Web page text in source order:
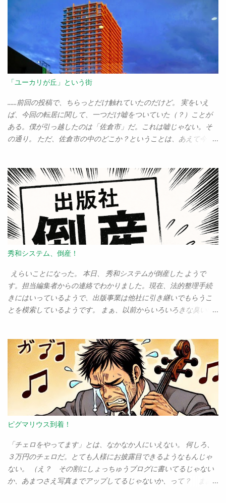
「ユーカリが丘」という街
……前回の投稿で、ちらっとだけ触れていたのだけど。 実をいえ
ば、今回の転居に関して、一つだけ嘘をついていた（？）ことが
ある。僕が引っ越したのは「佐倉市」だ。これは嘘じゃない。そ
の通り。 ただ、佐倉市の中のどこか？ということは、あえて今ま
街、佐倉」だの、「佐倉に引っ越して本当に良かった」だのとい
ってるくせに、実は「ユーカリが丘」だぁ？ どこが歴史の街
だ？ と突っ込まれるのはしょうがない。僕もそう思うから。 実
をいえば、今回の家を見つけて購入を考えたとき、最後まで引っ
かかっていたのが、この「ユーカリが丘」という場所だった。だ
って、「ユーカリが丘」だぜぇ？ こんなこっ恥ずかしい名前の
街に、住みたいか？ また、ここは「山万」というデベロッパーが
牛耳っている町だ、というのも引っかかっていた。ユーカリが丘
は、村上龍のカンブリア宮殿で「奇跡の街」として取り上げられ
たためか、「山万というデベロッパーによって長期的な視点から
開発が進められている、すばらしい街」のような印象があるかも
しれないが、これは見ようによっては「何から何まで、山万とい
むが易しだ。とにかく転居を決め、引っ越してきたのだけど、こ
のユーカリが丘という街は存外、いい街であることがわかってき
た。 その１：いいパン屋が多い 市原の何が嫌だったといって、
「うまいパン屋がない」ことだった。これは、実は我が家にとっ
てはとても重要な事なのだ。そのため、わざわざ千葉市までパン
を買いに行ったりしていたくらいだからね。が、ユーカリが丘・
志津の周辺にはうまいパン屋が何軒もある。これだけで、「いい
街」決定だ。 パン屋に限らない。中華料理は、お手頃でうまい店
があちこちにあるし、イタリアンもフレンチも、本格的なお店が
そこいらにある。市原では、車で30分以内にいけるところで「ま
ともなイタリアン・フレンチ」は数えるほどしかなかったことを
考えれば、ここは天国だ。 もちろん、もっと都会にいけば、素敵
秀和システム、倒産！
えらいことになった。 本日、 秀和システムが倒産した ようで
す。担当編集者からの連絡でわかりました。現在、法的整理手続
きにはいっているようで、出版事業は他社に引き継いでもらうこ
とを模索しているようです。 まぁ、以前からいろいろきな臭い噂
本を秀和から出していたからなぁ。その印税が、今後すべてはい
らなくなるわけだ。これはかなりきつい。路頭に迷うぞ。 という
わけで、書籍の企画はたくさんありますので、コンピュータ関係
の出版社さん、どうかお仕事を下さい。よろしくお願いします！
連絡先は、 syoda@tuyano.com まで。本気で困ってます！
（※「倒産」と書いたけど、会社は現時点ではまだ法的には存続し
ているとのこと。なので「倒産した」は不正確でした。正確には
「倒産する予定」だな（苦笑）） 追記 その後、事業を引き継ぐと
ころが出てきて「秀和システム新社」として再建されました。ま
ぁ、これまで出した本の印税は全部諦めるしかない（ただし前に
出た本でも今後新たに発生する印税は大丈夫）けど、とりあえず
新社で本も出たし、担当の編集者もそのまま新社に移れたし、秀
ピグマリウス到着！
「チェロをやってます」とは、なかなか人にいえない。 何しろ、
３万円のチェロだ。とても人様にお披露目できるようなもんじゃ
ない。 （え？ その割にしょっちゅうブログに書いてるじゃない
か、あまつさえ写真までアップしてるじゃないか、って？ まあ